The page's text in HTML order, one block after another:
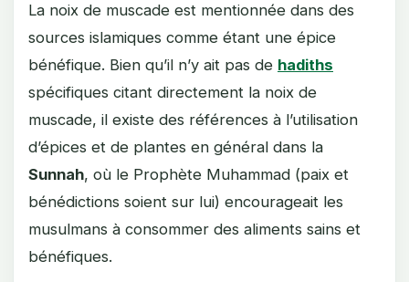
La noix de muscade est mentionnée dans des
sources islamiques comme étant une épice
bénéfique. Bien qu’il n’y ait pas de hadiths
spécifiques citant directement la noix de
muscade, il existe des références à l’utilisation
d’épices et de plantes en général dans la
Sunnah, où le Prophète Muhammad (paix et
bénédictions soient sur lui) encourageait les
musulmans à consommer des aliments sains et
bénéfiques.